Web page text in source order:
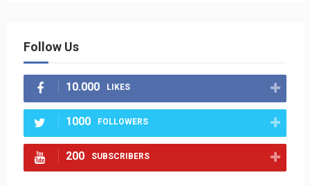
Follow Us
10.000 LIKES
1000 FOLLOWERS
200 SUBSCRIBERS